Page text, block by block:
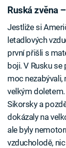
Ruská zvěna
Jestliže si
letadlových
první přišli s
boji. V Rusku
moc
velkým
Sikorsky a
dokázaly na
ale byly
vzducholodě,